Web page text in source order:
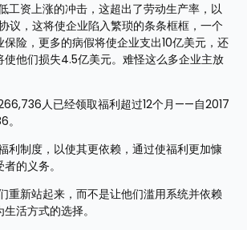
工资上涨的冲击，这超出了劳动生产率，以
议，这将使企业陷入繁琐的条条框框，一个
险，更多的病假将使企业支出10亿美元，还
使他们损失4.5亿美元。难怪这么多企业主放
人已经领取福利超过12个月——自2017
利制度，以使其更依赖，通过使福利更加慷
的义务。
重新站起来，而不是让他们滥用系统并依赖
活方式的选择。